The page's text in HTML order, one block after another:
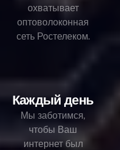
охватывает
оптоволоконная
сеть Ростелеком.
Каждый день
Мы заботимся,
чтобы Ваш
интернет был